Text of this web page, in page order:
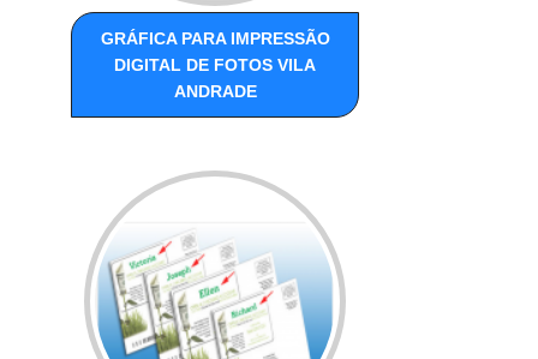
GRÁFICA PARA IMPRESSÃO
DIGITAL DE FOTOS VILA
ANDRADE